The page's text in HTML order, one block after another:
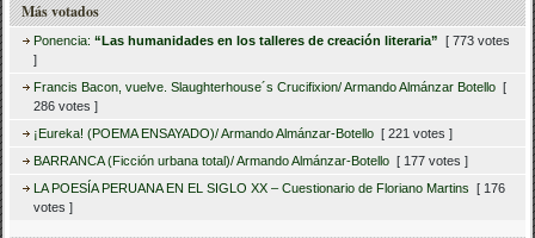
Más votados
Ponencia:“Las humanidades en los talleres de creación literaria” [ 773 votes
]
Francis Bacon, vuelve. Slaughterhouse´s Crucifixion/ Armando Almánzar Botello [
286 votes ]
¡Eureka! (POEMA ENSAYADO)/ Armando Almánzar-Botello [ 221 votes ]
BARRANCA (Ficción urbana total)/ Armando Almánzar-Botello [ 177 votes ]
LA POESÍA PERUANA EN EL SIGLO XX – Cuestionario de Floriano Martins [ 176
votes ]